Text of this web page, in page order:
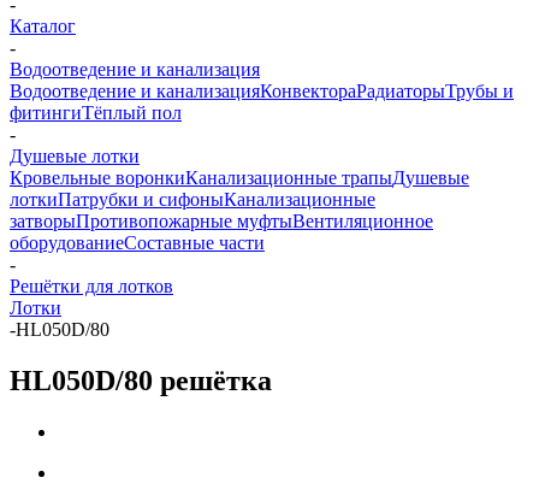
-
Каталог
-
Водоотведение и канализация
Водоотведение и канализацияКонвектораРадиаторыТрубы и
фитингиТёплый пол
-
Душевые лотки
Кровельные воронкиКанализационные трапыДушевые
лоткиПатрубки и сифоныКанализационные
затворыПротивопожарные муфтыВентиляционное
оборудованиеСоставные части
-
Решётки для лотков
Лотки
-HL050D/80
HL050D/80 решётка